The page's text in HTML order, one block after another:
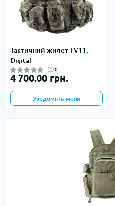
Тактичний жилет TV11,
Digital
0
4 700.00 грн.
Уведомить меня